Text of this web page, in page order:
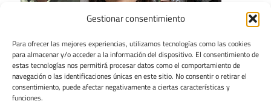
Gestionar consentimiento
Para ofrecer las mejores experiencias, utilizamos tecnologías como las cookies
para almacenar y/o acceder a la información del dispositivo. El consentimiento de
estas tecnologías nos permitirá procesar datos como el comportamiento de
navegación o las identificaciones únicas en este sitio. No consentir o retirar el
consentimiento, puede afectar negativamente a ciertas características y
funciones.